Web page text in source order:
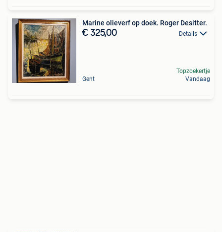
Marine olieverf op doek. Roger Desitter.
€ 325,00 Details
Gent
Topzoekertje
Vandaag